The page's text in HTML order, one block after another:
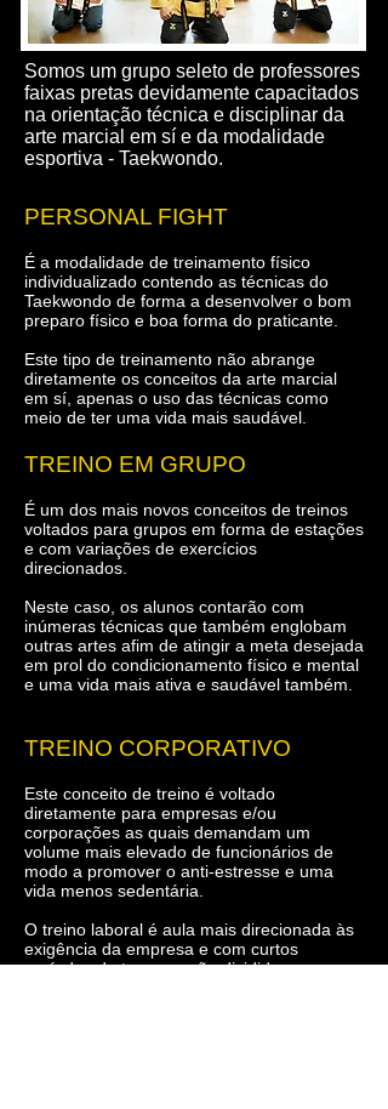
Somos um grupo seleto de professores
faixas pretas devidamente capacitados
na orientação técnica e disciplinar da
arte marcial em sí e da modalidade
esportiva - Taekwondo.
PERSONAL FIGHT
É a modalidade de treinamento físico
individualizado contendo as técnicas do
Taekwondo de forma a desenvolver o bom
preparo físico e boa forma do praticante.
Este tipo de treinamento não abrange
diretamente os conceitos da arte marcial
em sí, apenas o uso das técnicas como
meio de ter uma vida mais saudável.
TREINO EM GRUPO
É um dos mais novos conceitos de treinos
voltados para grupos em forma de estações
e com variações de exercícios
direcionados.
Neste caso, os alunos contarão com
inúmeras técnicas que também englobam
outras artes afim de atingir a meta desejada
em prol do condicionamento físico e mental
e uma vida mais ativa e saudável também.
TREINO CORPORATIVO
Este conceito de treino é voltado
diretamente para empresas e/ou
corporações as quais demandam um
volume mais elevado de funcionários de
modo a promover o anti-estresse e uma
vida menos sedentária.
O treino laboral é aula mais direcionada às
exigência da empresa e com curtos
períodos de tempo e são divididos em